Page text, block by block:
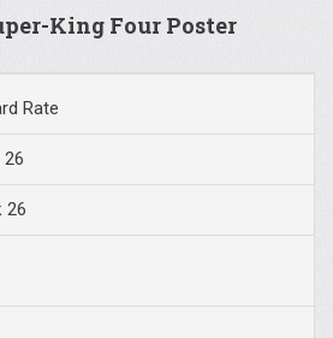
King Four Poster
Rate
26
26